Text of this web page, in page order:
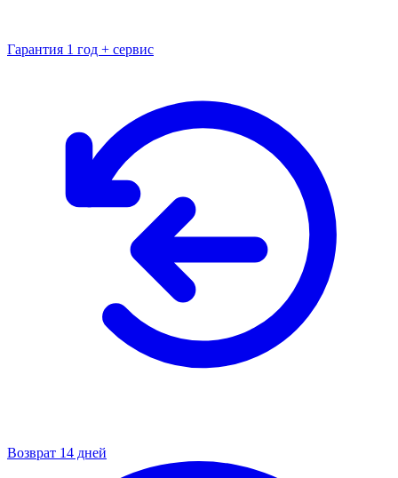
Гарантия 1 год + сервис
Возврат 14 дней